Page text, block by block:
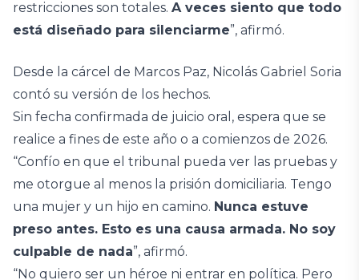
restricciones son totales. A veces siento que todo
está diseñado para silenciarme”, afirmó.
Desde la cárcel de Marcos Paz, Nicolás Gabriel Soria
contó su versión de los hechos.
Sin fecha confirmada de juicio oral, espera que se
realice a fines de este año o a comienzos de 2026.
“Confío en que el tribunal pueda ver las pruebas y
me otorgue al menos la prisión domiciliaria. Tengo
una mujer y un hijo en camino. Nunca estuve
preso antes. Esto es una causa armada. No soy
culpable de nada”, afirmó.
“No quiero ser un héroe ni entrar en política. Pero